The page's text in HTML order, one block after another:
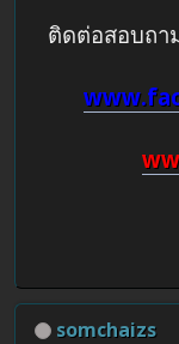
ติดต่อสอบถา
somchaizs